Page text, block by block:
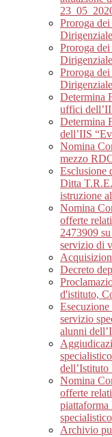
Proroga
Proroga
Proroga
Determina
uffici
Determina
dell’IIS
Nomina
mezzo
Esclusione
Ditta
istruzione
Nomina
offerte
2473909
servizio di
Decreto
d'istituto,
servizio
alunni
Nomina
offerte
Archivio